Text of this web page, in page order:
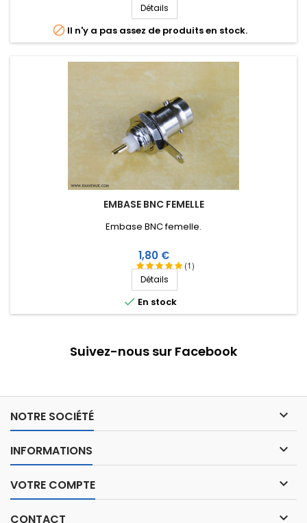
Détails
 Il n'y a pas assez de produits en stock.
EMBASE BNC FEMELLE
(1)
Embase BNC femelle.
Prix
1,80 €
Détails
 En stock
Suivez-nous sur Facebook
NOTRE SOCIÉTÉ 
INFORMATIONS 
VOTRE COMPTE 
CONTACT 